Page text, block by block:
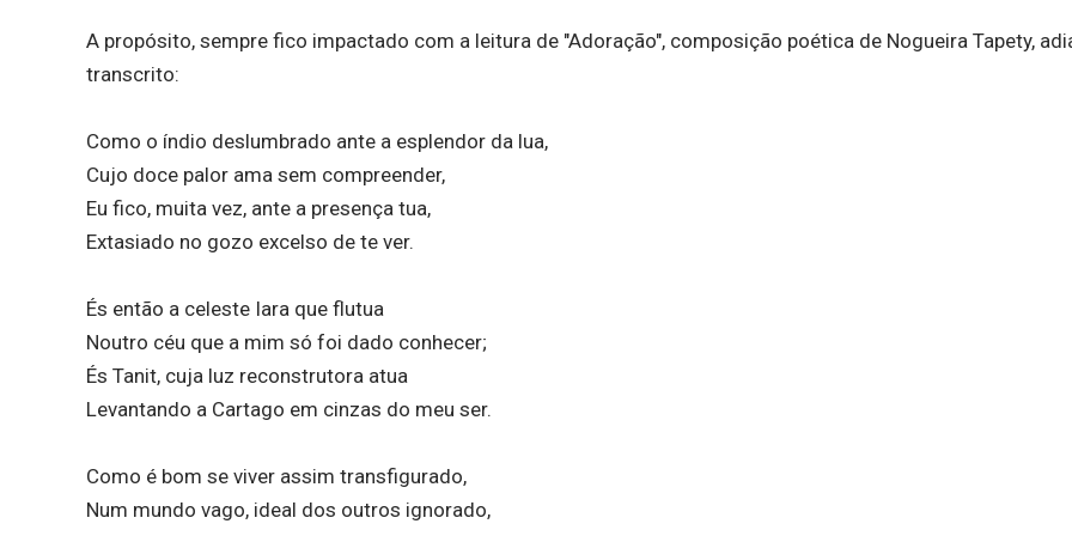
A propósito, sempre fico impactado com a leitura de "Adoração", composição poética de Nogueira Tapety,
transcrito:
Como o índio deslumbrado ante a esplendor da lua,
Cujo doce palor ama sem compreender,
Eu fico, muita vez, ante a presença tua,
Extasiado no gozo excelso de te ver.
És então a celeste Iara que flutua
Noutro céu que a mim só foi dado conhecer;
És Tanit, cuja luz reconstrutora atua
Levantando a Cartago em cinzas do meu ser.
Como é bom se viver assim transfigurado,
Num mundo vago, ideal dos outros ignorado,